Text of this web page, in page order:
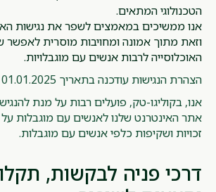
הטכנולוגי המתאים.
אנו ממשיכים במאמצים לשפר את נגישות
וזאת מתוך אמונה ומחויבות מוסרית לאפשר
האוכלוסייה לרבות אנשים עם מוגבלויות.
הצהרת הנגישות עודכנה בתאריך 01.01.2025
אנו, בקוליגו-טק, פועלים רבות על מנת להנגיש
אתר האינטרנט שלנו לאנשים עם מוגבלות על
זכויות ושקיפות כלפי אנשים עם מוגבלות.
דרכי פניה לבקשות,